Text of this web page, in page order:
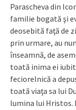
Parascheva din
familie bogată şi
deosebită faţă de
prin urmare, au
înseamnă, de
toată inima ei
feciorelnică a
toată viaţa sa lui
lumina lui Hristos.